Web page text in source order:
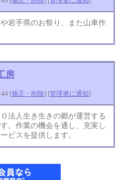
岩手県のお祭り、また山車作
房
[修正・削除] [管理者に通知]
法人生き生きの郷が運営する
。作業の機会を通し、充実し
ビスを提供します。